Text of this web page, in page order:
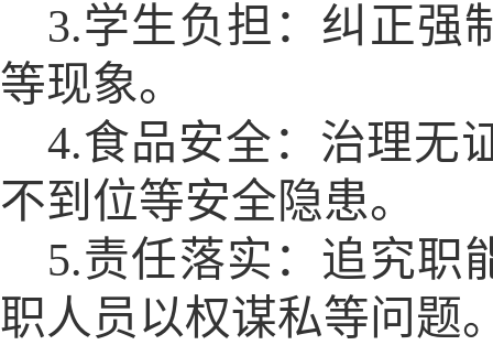
3.学生负担：纠正强
等现象。
4.食品安全：治理无
不到位等安全隐患。
5.责任落实：追究职
职人员以权谋私等问题